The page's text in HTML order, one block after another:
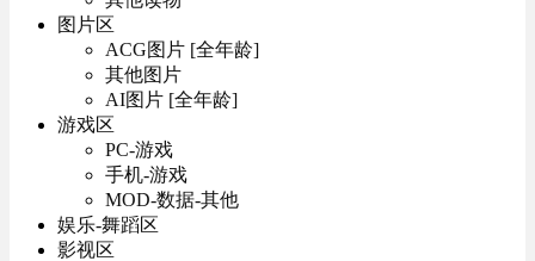
图片区
ACG图片 [全年龄]
其他图片
AI图片 [全年龄]
游戏区
PC-游戏
手机-游戏
MOD-数据-其他
娱乐-舞蹈区
影视区